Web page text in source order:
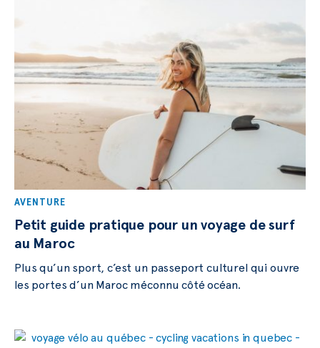
AVENTURE
Petit guide pratique pour un voyage de surf
au Maroc
Plus qu’un sport, c’est un passeport culturel qui ouvre
les portes d’un Maroc méconnu côté océan.